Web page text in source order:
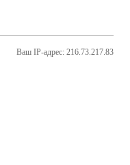
Ваш IP-адрес: 216.73.217.83